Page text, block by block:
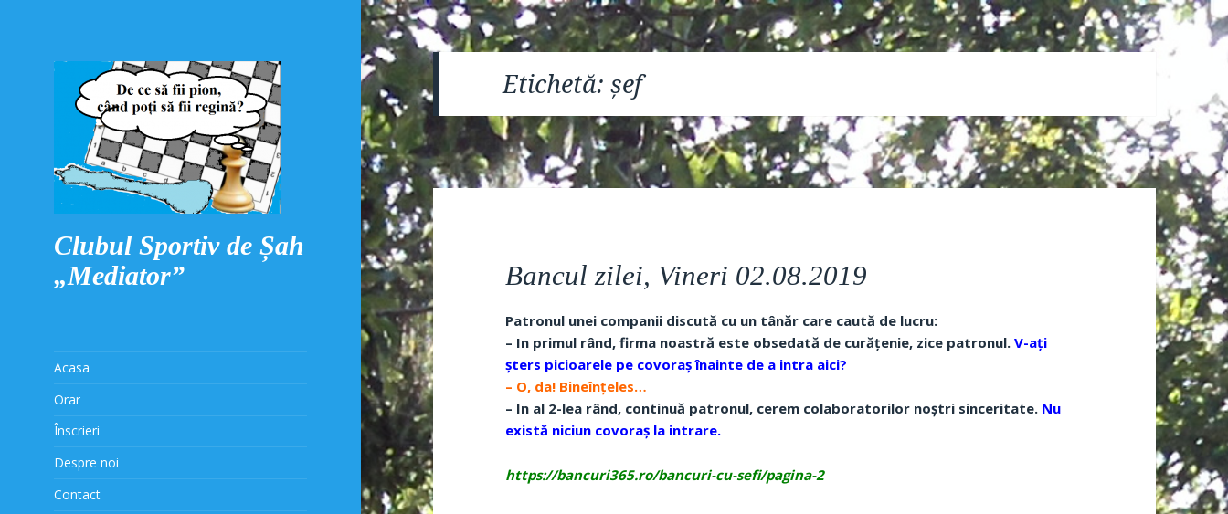
Clubul Sportiv de Șah
„Mediator”
Acasa
Orar
Înscrieri
Despre noi
Contact
Etichetă:șef
Bancul zilei, Vineri 02.08.2019
Patronul unei companii discută cu un tânăr care caută de lucru:
– In primul rând, firma noastră este obsedată de curățenie, zice patronul.V-ați
șters picioarele pe covoraș înainte de a intra aici?
– O, da! Bineînțeles…
– In al 2-lea rând, continuă patronul, cerem colaboratorilor noștri sinceritate. Nu
există niciun covoraș la intrare.
https://bancuri365.ro/bancuri-cu-sefi/pagina-2